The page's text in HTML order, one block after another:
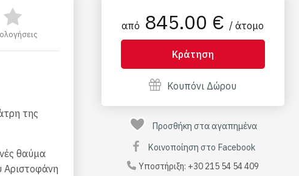
της
θαύμα
Αριστοφάνη
από 845.00 €/ άτομο
Κράτηση
Κουπόνι Δώρου
Προσθήκη στα αγαπημένα
Κοινοποίηση στο Facebook
Υποστήριξη: +30 215 54 54 409